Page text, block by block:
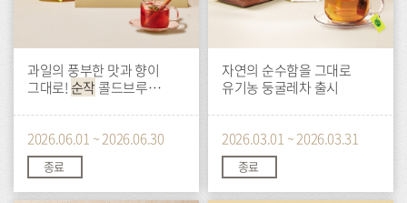
과일의 풍부한 맛과 향이
그대로!순작콜드브루
2026.06.01 ~ 2026.06.30
종료
자연의 순수함을 그대로
유기농 둥굴레차 출시
2026.03.01 ~ 2026.03.31
종료